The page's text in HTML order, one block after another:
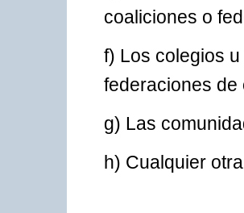
coaliciones o
f) Los colegios
federaciones de
g) Las
h) Cualquier